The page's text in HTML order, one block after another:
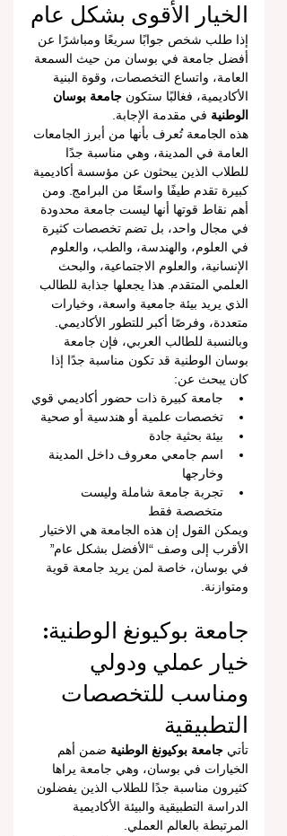
الخيار الأقوى بشكل عام
إذا طلب شخص جوابًا سريعًا ومباشرًا عن
أفضل جامعة في بوسان من حيث السمعة
العامة، واتساع التخصصات، وقوة البنية
الأكاديمية، فغالبًا ستكون جامعة بوسان
الوطنية في مقدمة الإجابة.
هذه الجامعة تُعرف بأنها من أبرز الجامعات
العامة في المدينة، وهي مناسبة جدًا
للطلاب الذين يبحثون عن مؤسسة أكاديمية
كبيرة تقدم طيفًا واسعًا من البرامج. ومن
أهم نقاط قوتها أنها ليست جامعة محدودة
في مجال واحد، بل تضم تخصصات كثيرة
في العلوم، والهندسة، والطب، والعلوم
الإنسانية، والعلوم الاجتماعية، والبحث
العلمي المتقدم. هذا يجعلها جذابة للطالب
الذي يريد بيئة جامعية واسعة، وخيارات
متعددة، وفرصًا أكبر للتطور الأكاديمي.
وبالنسبة للطالب العربي، فإن جامعة
بوسان الوطنية قد تكون مناسبة جدًا إذا
كان يبحث عن:
جامعة كبيرة ذات حضور أكاديمي قوي
تخصصات علمية أو هندسية أو صحية
بيئة بحثية جادة
اسم جامعي معروف داخل المدينة
وخارجها
تجربة جامعة شاملة وليست
متخصصة فقط
ويمكن القول إن هذه الجامعة هي الاختيار
الأقرب إلى وصف “الأفضل بشكل عام”
في بوسان، خاصة لمن يريد جامعة قوية
ومتوازنة.
جامعة بوكيونغ الوطنية:
خيار عملي ودولي
ومناسب للتخصصات
التطبيقية
تأتي جامعة بوكيونغ الوطنية ضمن أهم
الخيارات في بوسان، وهي جامعة يراها
كثيرون مناسبة جدًا للطلاب الذين يفضلون
الدراسة التطبيقية والبيئة الأكاديمية
المرتبطة بالعالم العملي.